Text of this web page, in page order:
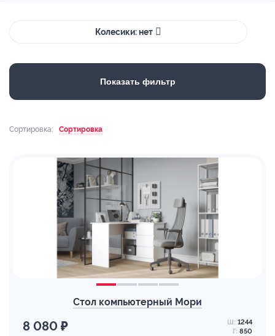
Колесики: нет
Показать фильтр
Сортировка: Сортировка
Стол компьютерный Мори
8 080 ₽ Ш: 1244
Г: 850